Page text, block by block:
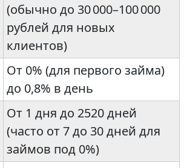
(обычно до 30 000–100 000
рублей для новых
клиентов)
От 0% (для первого займа)
до 0,8% в день
От 1 дня до 2520 дней
(часто от 7 до 30 дней для
займов под 0%)